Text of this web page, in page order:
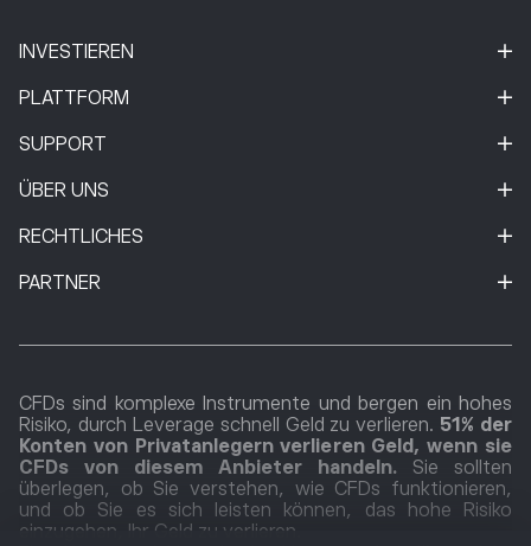
INVESTIEREN
PLATTFORM
SUPPORT
ÜBER UNS
RECHTLICHES
PARTNER
CFDs sind komplexe Instrumente und bergen ein hohes
Risiko, durch Leverage schnell Geld zu verlieren. 51% der
Konten von Privatanlegern verlieren Geld, wenn sie
CFDs von diesem Anbieter handeln. Sie sollten
überlegen, ob Sie verstehen, wie CFDs funktionieren,
und ob Sie es sich leisten können, das hohe Risiko
einzugehen, Ihr Geld zu verlieren.